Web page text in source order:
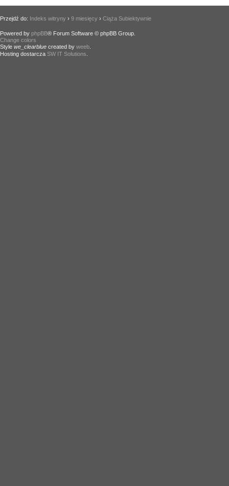
Przejdź do: Indeks witryny › 9 miesięcy › Ciąża Subiektywnie
Powered by phpBB® Forum Software © phpBB Group.
Change colors
Style we_clearblue created by weeb
Hosting dostarcza SW IT Solutions